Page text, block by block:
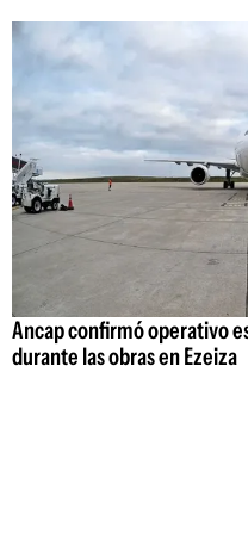
Ancap confirmó operativo
durante las obras en Ezeiza